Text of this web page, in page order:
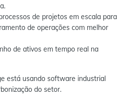
de projetos em escala para
de operações com melhor
de ativos em tempo real na
está usando software industrial
do setor.